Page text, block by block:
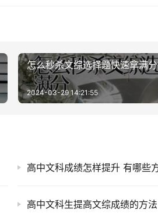
怎么秒杀文综选择题快速拿满
2024-03-29 14:21:55
高中文科成绩怎样提升 有哪些
高中文科生提高文综成绩的方法